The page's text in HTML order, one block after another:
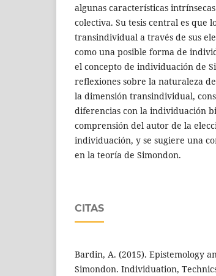
algunas características
colectiva. Su tesis central es que
transindividual a través de sus
como una posible forma de
el concepto de individuación de
reflexiones sobre la naturaleza
la dimensión transindividual,
diferencias con la individuación
comprensión del autor de la
individuación, y se sugiere una
en la teoría de Simondon.
CITAS
Bardin, A. (2015). Epistemology
Simondon. Individuation,